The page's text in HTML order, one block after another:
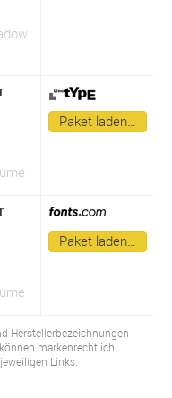
Paket laden…
Paket laden…
Herstellerbezeichnungen
markenrechtlich
Links.